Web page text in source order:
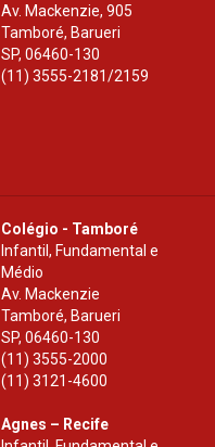
Av. Mackenzie, 905
Tamboré, Barueri
SP,06460-130
(11) 3555-2181/2159
Colégio - Tamboré
Infantil, Fundamental e
Médio
Av. Mackenzie
Tamboré, Barueri
SP,06460-130
(11) 3555-2000
(11) 3121-4600
Agnes – Recife